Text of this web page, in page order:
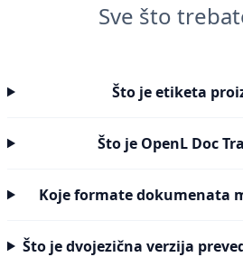
Sve što
Što je etiketa
Što je OpenL Doc
Koje formate dokumenata
Što je dvojezična verzija